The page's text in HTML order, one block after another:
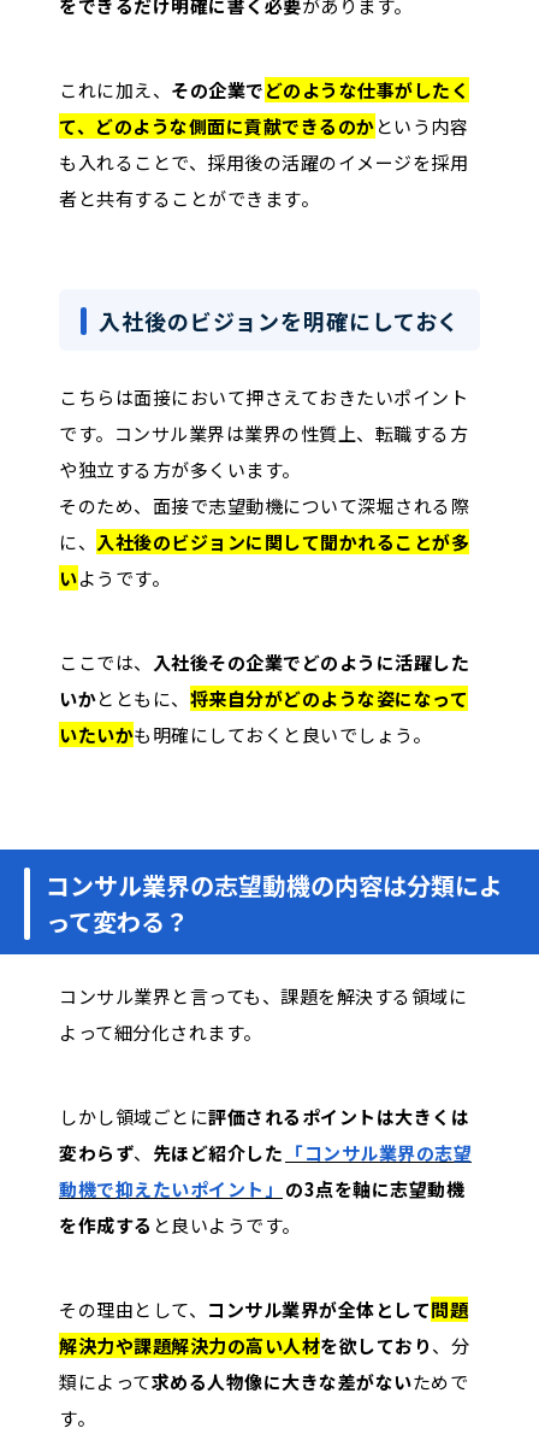
これに加え、 その企業でどのような仕事がしたく
て、どのような側面に貢献できるのかという内容
も入れることで、採用後の活躍のイメージを採用
者と共有することができます。
入社後のビジョンを明確にしておく
こちらは面接において押さえておきたいポイント
です。コンサル業界は業界の性質上、転職する方
や独立する方が多くいます。
そのため、面接で志望動機について深堀される際
に、 入社後のビジョンに関して聞かれることが多
いようです。
ここでは、
入社後その企業でどのように活躍した
いかとともに、 将来自分がどのような姿になって
いたいかも明確にしておくと良いでしょう。
コンサル業界の志望動機の内容は分類によ
って変わる？
コンサル業界と言っても、課題を解決する領域に
よって細分化されます。
しかし領域ごとに評価されるポイントは大きくは
変わらず、 先ほど紹介した 「コンサル業界の志望
動機で抑えたいポイント」 の3点を軸に志望動機
を作成する と良いようです。
その理由として、 コンサル業界が全体として問題
解決力や課題解決力の高い人材を欲しており、分
類によって求める人物像に大きな差がないためで
す。